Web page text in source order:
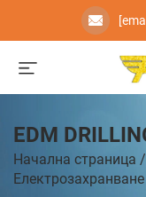
EDM
Начална страница /
Електрозахранване